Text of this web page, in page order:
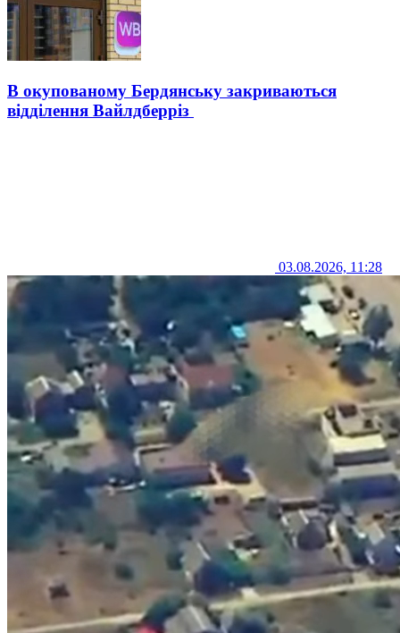
В окупованому Бердянську закриваються
відділення Вайлдберріз
03.08.2026, 11:28